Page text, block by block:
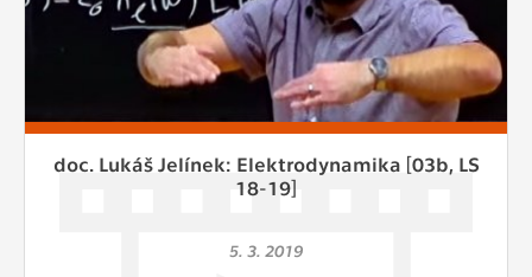
doc. Lukáš Jelínek: Elektrodynamika [03b, LS
18-19]
5. 3. 2019